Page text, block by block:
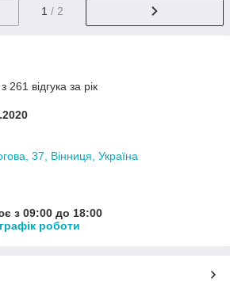
1 / 2
261 відгука за рік
37, Вінниця, Україна
з 09:00 до 18:00
роботи